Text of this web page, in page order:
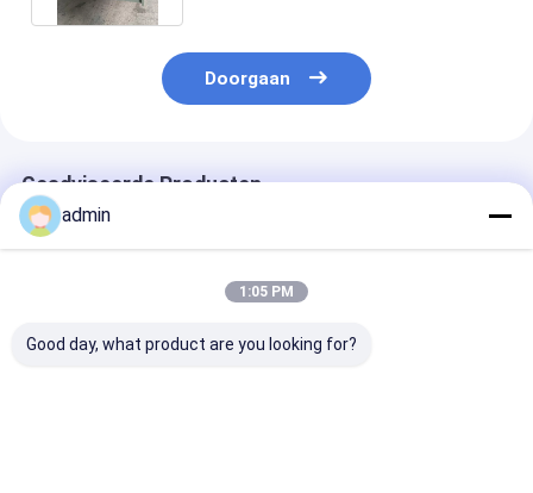
Doorgaan
Geadviseerde Producten
admin
1:05 PM
Good day, what product are you looking for?